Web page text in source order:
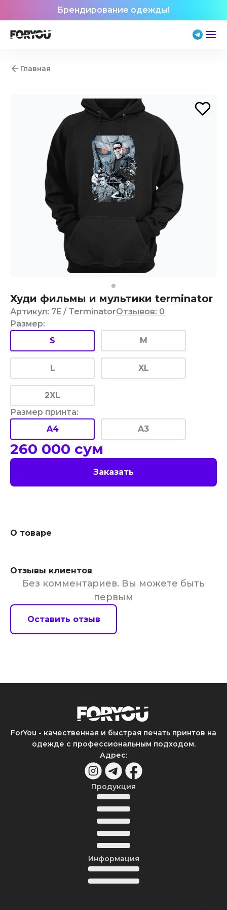
Брендирование одежды!
Главная
Худи фильмы и мультики terminator
Артикул: 7E / TerminatorОтзывов: 0
Размер:
S
M
L XL
2XL
Размер принта:
A4
A3
260 000 сум
Заказать
О товаре
Отзывы клиентов
Без комментариев. Вы можете быть
первым
Оставить отзыв
ForYou - качественная и быстрая печать принтов на
одежде с профессиональным подходом.
Адрес:
Продукция
Информация